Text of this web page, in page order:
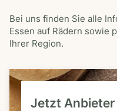
Bei uns finden Sie alle
Essen auf Rädern sowie
Ihrer Region.
Jetzt Anbieter